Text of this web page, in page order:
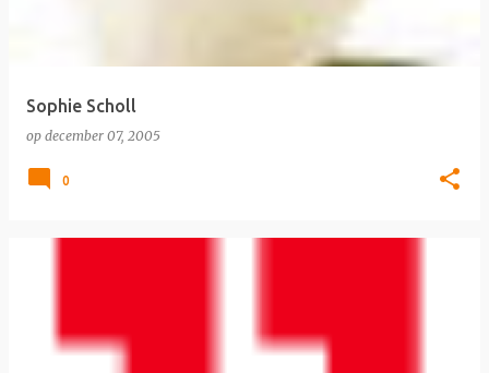
Sophie Scholl
op december 07, 2005
0